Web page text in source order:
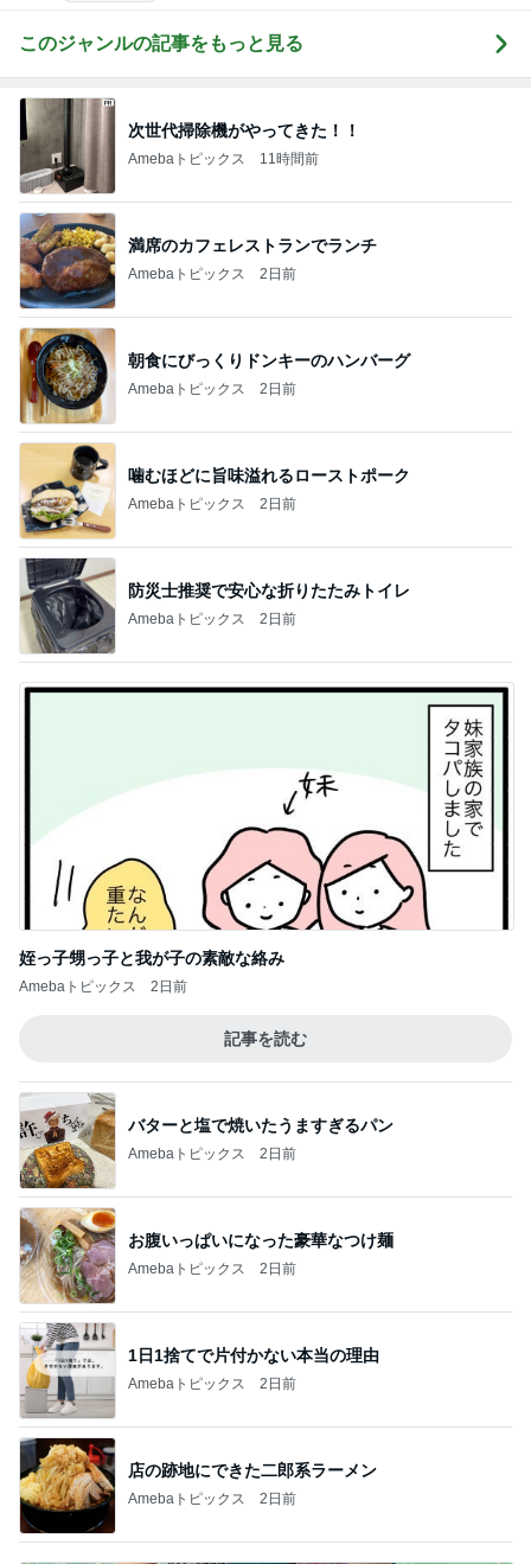
このジャンルの記事をもっと見る
次世代掃除機がやってきた！！
Amebaトピックス 11時間前
満席のカフェレストランでランチ
Amebaトピックス 2日前
朝食にびっくりドンキーのハンバーグ
Amebaトピックス 2日前
噛むほどに旨味溢れるローストポーク
Amebaトピックス 2日前
防災士推奨で安心な折りたたみトイレ
Amebaトピックス 2日前
姪っ子甥っ子と我が子の素敵な絡み
Amebaトピックス 2日前
記事を読む
バターと塩で焼いたうますぎるパン
Amebaトピックス 2日前
お腹いっぱいになった豪華なつけ麺
Amebaトピックス 2日前
1日1捨てで片付かない本当の理由
Amebaトピックス 2日前
店の跡地にできた二郎系ラーメン
Amebaトピックス 2日前